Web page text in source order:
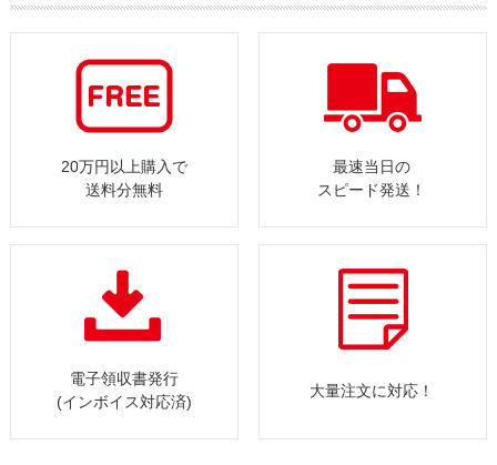
20万円以上購入で
送料分無料
最速当日の
スピード発送！
電子領収書発行
(インボイス対応済)
大量注文に対応！